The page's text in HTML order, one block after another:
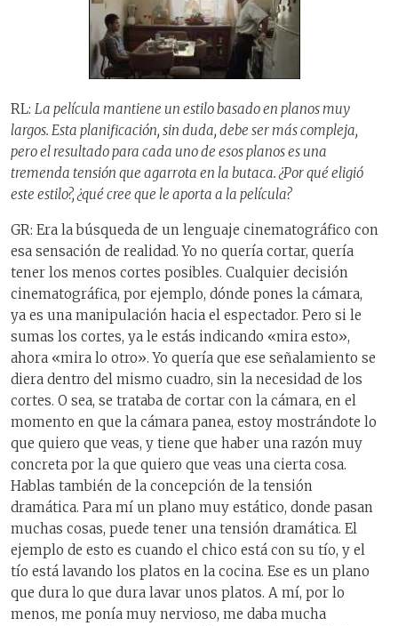
RL: La película mantiene un estilo basado en planos muy
largos. Esta planificación, sin duda, debe ser más compleja,
pero el resultado para cada uno de esos planos es una
tremenda tensión que agarrota en la butaca. ¿Por qué eligió
este estilo?, ¿qué cree que le aporta a la película?
GR: Era la búsqueda de un lenguaje cinematográfico con
esa sensación de realidad. Yo no quería cortar, quería
tener los menos cortes posibles. Cualquier decisión
cinematográfica, por ejemplo, dónde pones la cámara,
ya es una manipulación hacia el espectador. Pero si le
sumas los cortes, ya le estás indicando «mira esto»,
ahora «mira lo otro». Yo quería que ese señalamiento se
diera dentro del mismo cuadro, sin la necesidad de los
cortes. O sea, se trataba de cortar con la cámara, en el
momento en que la cámara panea, estoy mostrándote lo
que quiero que veas, y tiene que haber una razón muy
concreta por la que quiero que veas una cierta cosa.
Hablas también de la concepción de la tensión
dramática. Para mí un plano muy estático, donde pasan
muchas cosas, puede tener una tensión dramática. El
ejemplo de esto es cuando el chico está con su tío, y el
tío está lavando los platos en la cocina. Ese es un plano
que dura lo que dura lavar unos platos. A mí, por lo
menos, me ponía muy nervioso, me daba mucha